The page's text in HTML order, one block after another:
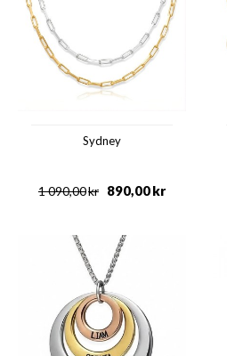
Sydney
kr
1 090,00 kr
890,00